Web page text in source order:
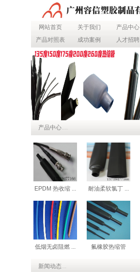
网站首页 关于我们 产品中心
产品对照表
成功案例 人才招聘
产品中心
EPDM 热收缩 ... 耐油柔软氯丁 ...
低烟无卤阻燃 ... 氟橡胶热缩管
新闻动态